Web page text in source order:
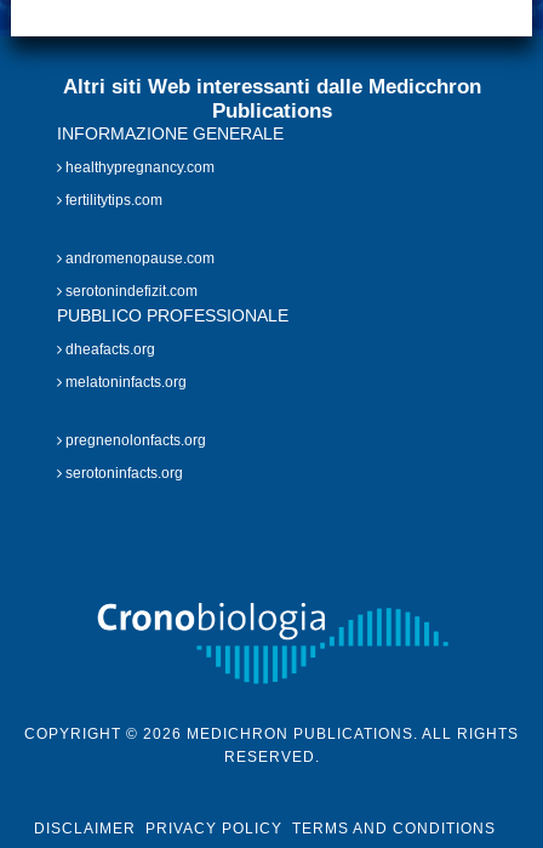
Altri siti Web interessanti dalle Medicchron
Publications
INFORMAZIONE GENERALE
healthypregnancy.com
fertilitytips.com
andromenopause.com
serotonindefizit.com
PUBBLICO PROFESSIONALE
dheafacts.org
melatoninfacts.org
pregnenolonfacts.org
serotoninfacts.org
COPYRIGHT © 2026 MEDICHRON PUBLICATIONS. ALL RIGHTS
RESERVED.
DISCLAIMER PRIVACY POLICY TERMS AND CONDITIONS